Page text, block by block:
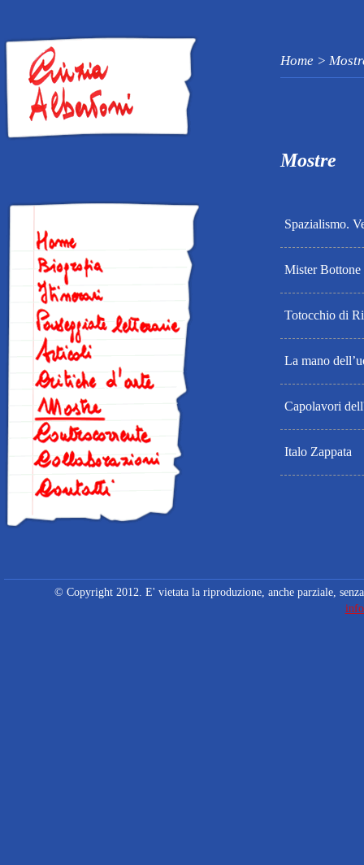
Home >
Mostre
Spazialismo.
Mister
Totocchio di
La mano
Capolavori
Italo Zappata
© Copyright 2012. E' vietata la riproduzione, anche parziale,